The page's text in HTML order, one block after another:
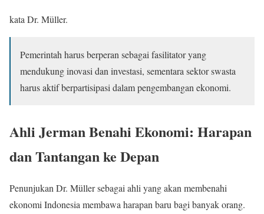
kata Dr. Müller.
Pemerintah harus berperan sebagai fasilitator yang
mendukung inovasi dan investasi, sementara sektor swasta
harus aktif berpartisipasi dalam pengembangan ekonomi.
Ahli Jerman Benahi Ekonomi: Harapan
dan Tantangan ke Depan
Penunjukan Dr. Müller sebagai ahli yang akan membenahi
ekonomi Indonesia membawa harapan baru bagi banyak orang.